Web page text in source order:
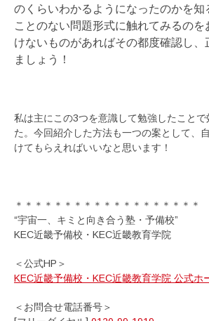
のくらいわかるようになったのかを知
ことのない問題形式に触れてみるの
けないものがあればその都度確認し、
ましょう！
私は主にこの3つを意識して勉強したことで
た。今回紹介した方法も一つの案として、
けてもらえればいいなと思います！
＊＊＊＊＊＊＊＊＊＊＊＊＊＊＊＊＊＊＊
“宇宙一、キミと向き合う塾・予備校”
KEC近畿予備校・KEC近畿教育学院
＜公式HP＞
KEC近畿予備校・KEC近畿教育学院 公式ホ
＜お問合せ電話番号＞